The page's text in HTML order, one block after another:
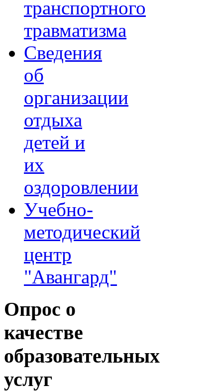
транспортного
травматизма
Сведения
об
организации
отдыха
детей и
их
оздоровлении
Учебно-
методический
центр
"Авангард"
Опрос о
качестве
образовательных
услуг